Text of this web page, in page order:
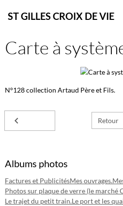
ST GILLES CROIX DE VIE
Carte à
N°128 collection Artaud Père et Fils.
Retour
Albums photos
Factures et PublicitésMes ouvrages.
Photos sur plaque de verre (le marché
Le trajet du petit train.Le port et les